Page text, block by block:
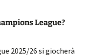
League?
2025/26 si giocherà